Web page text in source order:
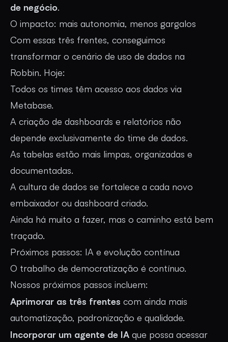
de negócio.
O impacto: mais autonomia, menos gargalos
Com essas três frentes, conseguimos
transformar o cenário de uso de dados na
Robbin. Hoje:
Todos os times têm acesso aos dados via
Metabase.
A criação de dashboards e relatórios não
depende exclusivamente do time de dados.
As tabelas estão mais limpas, organizadas e
documentadas.
A cultura de dados se fortalece a cada novo
embaixador ou dashboard criado.
Ainda há muito a fazer, mas o caminho está bem
traçado.
Próximos passos: IA e evolução contínua
O trabalho de democratização é contínuo.
Nossos próximos passos incluem:
Aprimorar as três frentes com ainda mais
automatização, padronização e qualidade.
Incorporar um agente de IA que possa acessar